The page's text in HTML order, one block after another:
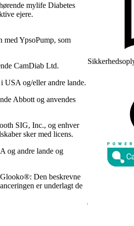
mylife Diabetes
ejere.
med YpsoPump, som
CamDiab Ltd.
USA og/eller andre lande.
Abbott og anvendes
SIG, Inc., og enhver
sker med licens.
og andre lande og
Den beskrevne
er underlagt de